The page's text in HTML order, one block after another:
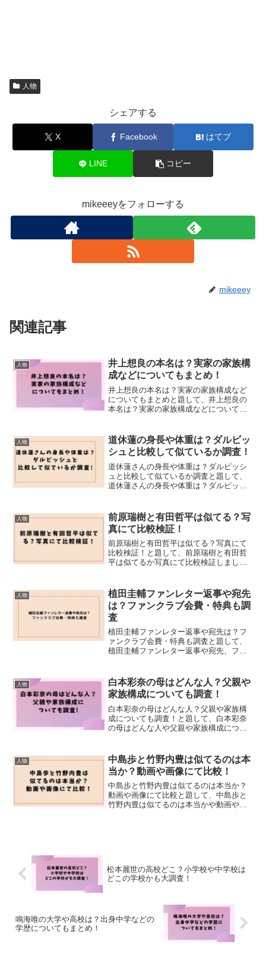
人物
シェアする
X Facebook はてブ
LINE コピー
mikeeeyをフォローする
mikeeey
関連記事
人物
井上想良の本名は？実家の家族構
成などについてもまとめ！
井上想良の本名は？実家の家族構成など
についてもまとめと題して、井上想良の
本名は？実家の家族構成などについても
人物
道休蓮の身長や体重は？ダルビッ
シュと比較して似ているか調査！
道休蓮さんの身長や体重は？ダルビッシ
ュと比較して似ているか調査と題して、
道休蓮さんの身長や体重は？ダルビッシ
人物
前原瑞樹と有田哲平は似てる？写
真にて比較検証！
前原瑞樹と有田哲平は似てる？写真にて
比較検証！と題して、前原瑞樹と有田哲
平は似てるか写真にて比較検証しまし
人物
植田圭輔ファンレター返事や宛先
は？ファンクラブ会費・特典も調
査
植田圭輔ファンレター返事や宛先は？フ
ァンクラブ会費・特典も調査と題して、
植田圭輔ファンレター返事や宛先、ファ
人物
白本彩奈の母はどんな人？父親や
家族構成についても調査！
白本彩奈の母はどんな人？父親や家族構
成についても調査！と題して、白本彩奈
の母はどんな人や父親や家族構成につい
人物
中島歩と竹野内豊は似てるのは本
当か？動画や画像にて比較！
中島歩と竹野内豊は似てるのは本当か？
動画や画像にて比較と題して、中島歩と
竹野内豊は似てるのは本当かや動画や画
松本麗世の高校どこ？小学校や中学校は
どこの学校かも大調査！
鳴海唯の大学や高校は？出身中学などの
学歴についてもまとめ！